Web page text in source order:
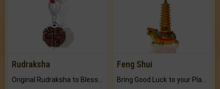
Rudraksha Feng Shui